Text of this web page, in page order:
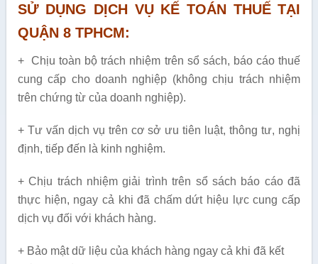
SỬ DỤNG DỊCH VỤ KẾ TOÁN THUẾ TẠI
QUẬN 8 TPHCM:
+ Chịu toàn bộ trách nhiệm trên sổ sách, báo cáo thuế
cung cấp cho doanh nghiệp (không chịu trách nhiệm
trên chứng từ của doanh nghiệp).
+ Tư vấn dịch vụ trên cơ sở ưu tiên luật, thông tư, nghị
định, tiếp đến là kinh nghiệm.
+ Chịu trách nhiệm giải trình trên sổ sách báo cáo đã
thực hiện, ngay cả khi đã chấm dứt hiệu lực cung cấp
dịch vụ đối với khách hàng.
+ Bảo mật dữ liệu của khách hàng ngay cả khi đã kết